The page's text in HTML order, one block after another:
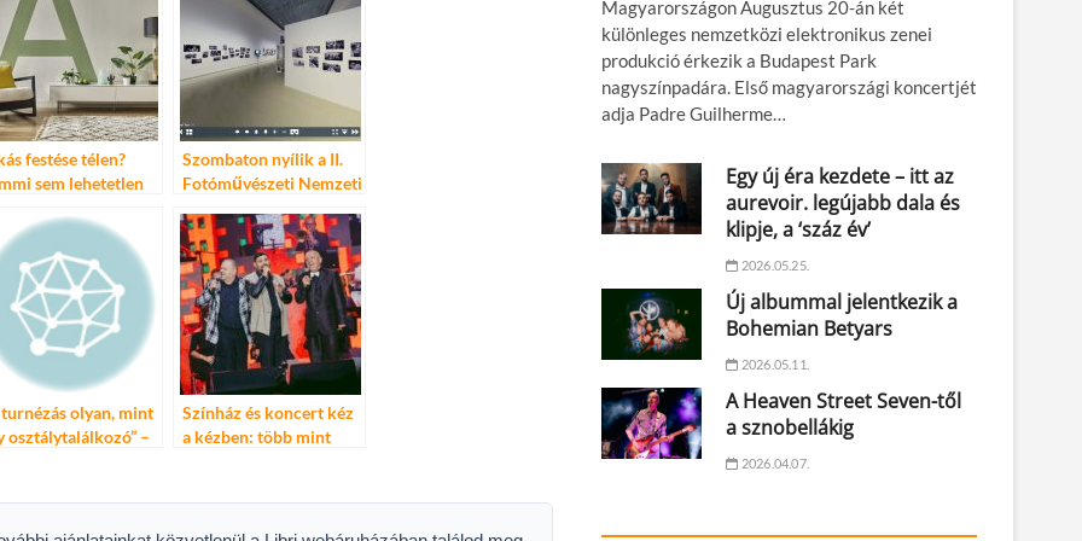
festése télen?
sem lehetetlen
Szombaton nyílik a II.
Fotóművészeti Nemzeti
turnézás olyan, mint
osztálytalálkozó” –
Színház és koncert kéz
a kézben: több mint
Táncdalfesztiválon
Magyarországon Augusztus 20-án két
különleges nemzetközi elektronikus zenei
produkció érkezik a Budapest Park
nagyszínpadára. Első magyarországi koncertjét
adja Padre Guilherme…
Egy új éra kezdete – itt az
aurevoir. legújabb dala és
klipje, a ‘száz év’
2026.05.25.
Új albummal jelentkezik a
Bohemian Betyars
2026.05.11.
A Heaven Street Seven-től
a sznobellákig
2026.04.07.